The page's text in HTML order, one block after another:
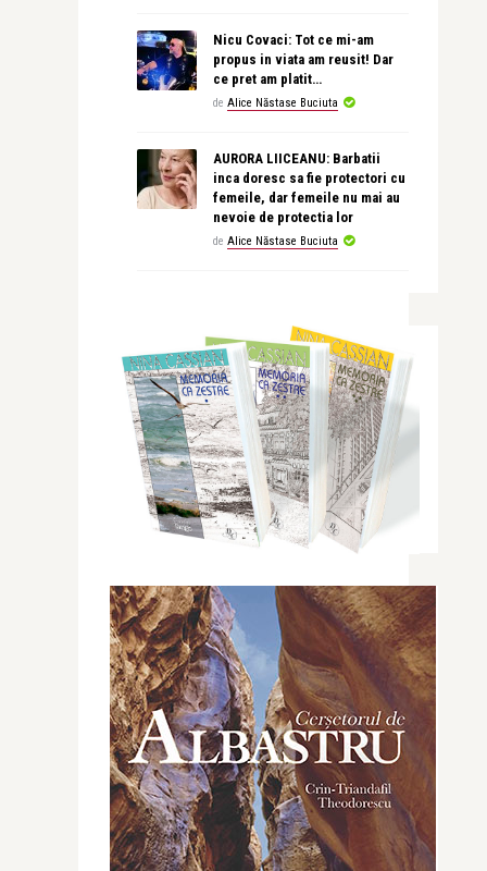
Nicu Covaci: Tot ce mi-am
propus in viata am reusit! Dar
ce pret am platit…
de Alice Năstase Buciuta
AURORA LIICEANU: Barbatii
inca doresc sa fie protectori cu
femeile, dar femeile nu mai au
nevoie de protectia lor
de Alice Năstase Buciuta